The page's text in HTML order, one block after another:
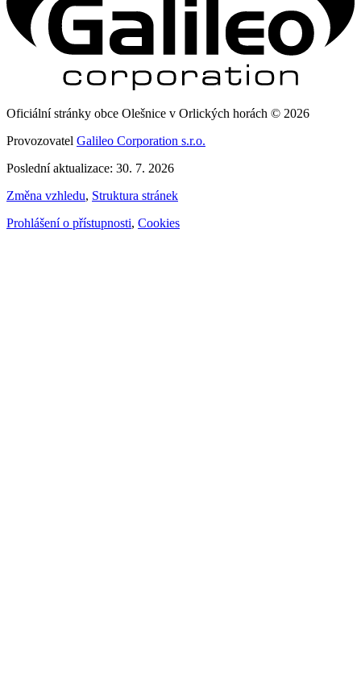
Oficiální stránky obce Olešnice v Orlických horách © 2026
Provozovatel Galileo Corporation s.r.o.
Poslední aktualizace: 30. 7. 2026
Změna vzhledu, Struktura stránek
Prohlášení o přístupnosti, Cookies